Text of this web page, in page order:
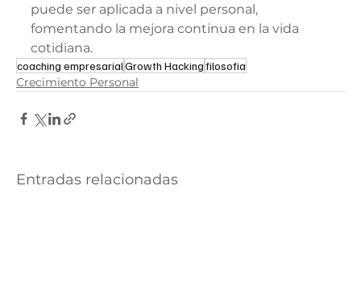
puede ser aplicada a nivel personal,
fomentando la mejora continua en la vida
cotidiana.
coaching empresarialGrowth Hackingfilosofia
Crecimiento Personal
Entradas relacionadas